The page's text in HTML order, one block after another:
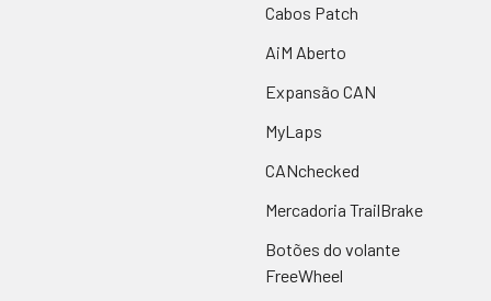
Cabos Patch
AiM Aberto
Expansão CAN
MyLaps
CANchecked
Mercadoria TrailBrake
Botões do volante
FreeWheel